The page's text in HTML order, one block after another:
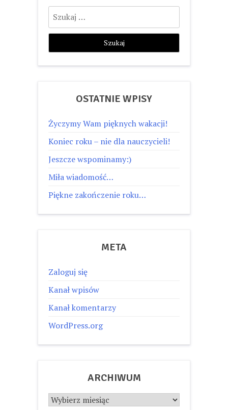
Szukaj:
OSTATNIE WPISY
Życzymy Wam pięknych wakacji!
Koniec roku – nie dla nauczycieli!
Jeszcze wspominamy:)
Miła wiadomość…
Piękne zakończenie roku…
META
Zaloguj się
Kanał wpisów
Kanał komentarzy
WordPress.org
ARCHIWUM
Archiwum